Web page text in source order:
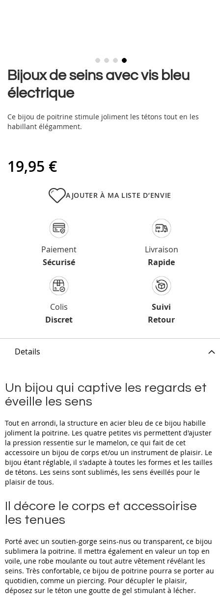
Skip
the
beginning
the
images
Bijoux de seins avec vis bleu
électrique
Ce bijou de poitrine stimule joliment les tétons tout en les
habillant élégamment.
19,95 €
AJOUTER À MA LISTE D’ENVIE
Paiement
Sécurisé
Livraison
Rapide
Colis
Discret
Suivi
Retour
Details
Un bijou qui captive les regards et
éveille les sens
Tout en arrondi, la structure en acier bleu de ce bijou habille
joliment la poitrine. Les quatre petites vis permettent d'ajuster
la pression ressentie sur le mamelon, ce qui fait de cet
accessoire un bijou de corps et/ou un instrument de plaisir. Le
bijou étant réglable, il s'adapte à toutes les formes et les tailles
de tétons. Les seins sont sublimés, les sens éveillés pour le
plaisir de tous.
Il décore le corps et accessoirise
les tenues
Porté avec un soutien-gorge seins-nus ou transparent, ce bijou
sublimera la poitrine. Il mettra également en valeur un top en
voile, une robe moulante ou tout autre vêtement révélant les
seins. Très confortable, ce bijou de poitrine pourra se porter au
quotidien, comme un piercing. Pour décupler le plaisir,
déposez sur le téton une goutte de gel stimulant à lécher.